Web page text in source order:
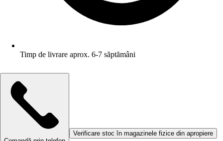
Timp de livrare aprox. 6-7 săptămâni
Verificare stoc în magazinele fizice din apropiere